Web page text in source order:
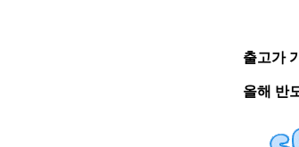
출고가
올해 반